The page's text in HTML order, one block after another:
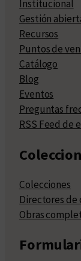
Institucional
Gestión
Recursos
Puntos de
Catálogo
Blog
Eventos
Preguntas
RSS Feed de
Colecciones
Directores de
Obras